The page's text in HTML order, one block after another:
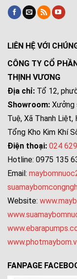
LIÊN HỆ VỚI
CÔNG TY CỔ
THỊNH VƯƠNG
Địa chỉ: Tổ 12,
Showroom: Xưởng
Tuệ, Xã Thanh Liệt,
Tổng Kho Kim Khí
Điện thoại: 024
Hotline: 0975 135
Email:
Website:
FANPAGE